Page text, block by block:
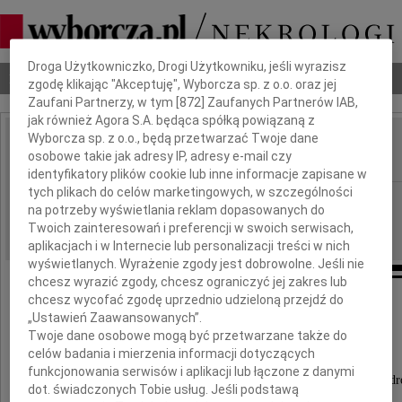
Nekrologi Odeszli Poradnik pogrzebowy
IMIĘ I NAZWISKO: Anna Cedrych
REGION: Katowice
DATA EMISJI: 21.12.2016
by stale być blisko"
W dniu 18 grudnia 2016 roku na swoją ostatnią
odeszła moja ukochana Żona
Dbamy o Twoją prywatność
Droga Użytkowniczko, Drogi Użytkowniku, jeśli wyrazisz
zgodę klikając "Akceptuję", Wyborcza sp. z o.o. oraz jej
Zaufani Partnerzy, w tym [872 ] Zaufanych Partnerów IAB,
jak również Agora S.A. będąca spółką powiązaną z
Wyborcza sp. z o.o., będą przetwarzać Twoje dane
osobowe takie jak adresy IP, adresy e-mail czy
identyfikatory plików cookie lub inne informacje zapisane w
tych plikach do celów marketingowych, w szczególności
na potrzeby wyświetlania reklam dopasowanych do
Twoich zainteresowań i preferencji w swoich serwisach,
aplikacjach i w Internecie lub personalizacji treści w nich
wyświetlanych. Wyrażenie zgody jest dobrowolne. Jeśli nie
chcesz wyrazić zgody, chcesz ograniczyć jej zakres lub
chcesz wycofać zgodę uprzednio udzieloną przejdź do
„Ustawień Zaawansowanych”.
Twoje dane osobowe mogą być przetwarzane także do
celów badania i mierzenia informacji dotyczących
funkcjonowania serwisów i aplikacji lub łączone z danymi
dot. świadczonych Tobie usług. Jeśli podstawą